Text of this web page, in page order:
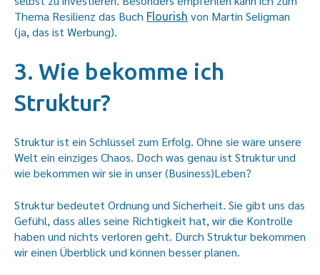
Thema Resilienz das Buch Flourish von Martin Seligman
(ja, das ist Werbung).
3. Wie bekomme ich
Struktur?
Struktur ist ein Schlüssel zum Erfolg. Ohne sie wäre unsere
Welt ein einziges Chaos. Doch was genau ist Struktur und
wie bekommen wir sie in unser (Business)Leben?
Struktur bedeutet Ordnung und Sicherheit. Sie gibt uns das
Gefühl, dass alles seine Richtigkeit hat, wir die Kontrolle
haben und nichts verloren geht. Durch Struktur bekommen
wir einen Überblick und können besser planen.